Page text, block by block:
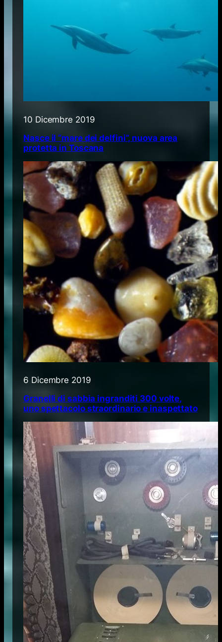
10 Dicembre 2019
Nasce il “mare dei delfini”, nuova area
protetta in Toscana
6 Dicembre 2019
Granelli di sabbia ingranditi 300 volte,
uno spettacolo straordinario e inaspettato